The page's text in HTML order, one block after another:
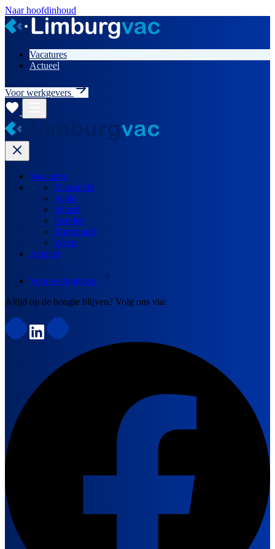
Naar hoofdinhoud
Vacatures
Actueel
Voor werkgevers
Vacatures
Maastricht
Venlo
Sittard
Heerlen
Roermond
Weert
Actueel
Voor werkgevers
Altijd op de hoogte blijven? Volg ons via: